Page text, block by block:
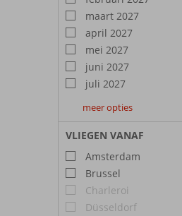
maart 2027
april 2027
mei 2027
juni 2027
juli 2027
augustus
2027
september
2027
oktober
2027
meer opties
VLIEGEN VANAF
Amsterdam
Brussel
Charleroi
Düsseldorf